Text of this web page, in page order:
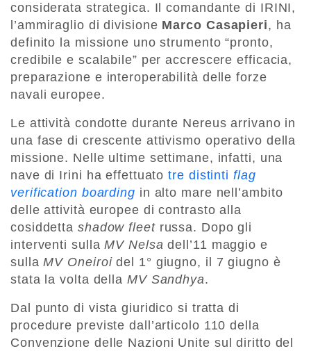
considerata strategica. Il comandante di IRINI,
l’ammiraglio di divisione Marco Casapieri, ha
definito la missione uno strumento “pronto,
credibile e scalabile” per accrescere efficacia,
preparazione e interoperabilità delle forze
navali europee.
Le attività condotte durante Nereus arrivano in
una fase di crescente attivismo operativo della
missione. Nelle ultime settimane, infatti, una
nave di Irini ha effettuatotre distinti flag
verification boarding in alto mare nell’ambito
delle attività europee di contrasto alla
cosiddetta shadow fleetrussa. Dopo gli
interventi sullaMV Nelsa dell’11 maggio e
sullaMV Oneiroidel 1° giugno, il 7 giugno è
stata la volta della MV Sandhya.
Dal punto di vista giuridico si tratta di
procedure previste dall’articolo 110 della
Convenzione delle Nazioni Unite sul diritto del